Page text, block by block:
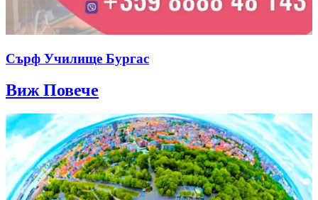
Сърф Училище Бургас
Виж Повече